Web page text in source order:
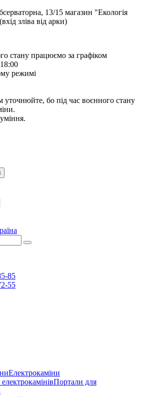
13/15 магазин "Екологія
зліва від арки)
стану працюємо за графіком
режимі
уточнюйте, бо під час воєнного стану
85
55
Електрокаміни
Портали для